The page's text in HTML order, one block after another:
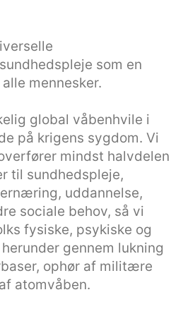
som en
mennesker.
global våbenhvile i
på krigens sygdom. Vi
mindst halvdelen
til sundhedspleje,
uddannelse,
sociale behov, så vi
fysiske, psykiske og
gennem lukning
ophør af militære
atomvåben.